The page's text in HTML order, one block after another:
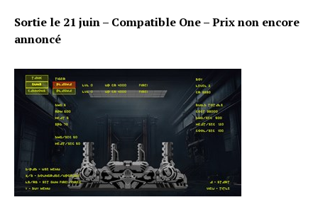
Sortie le 21 juin – Compatible One – Prix non encore
annoncé